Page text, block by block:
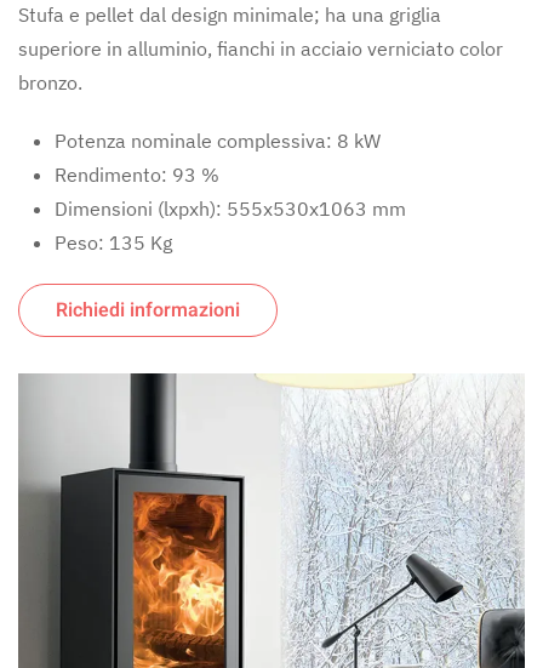
Stufa e pellet dal design minimale; ha una griglia
superiore in alluminio, fianchi in acciaio verniciato color
bronzo.
Potenza nominale complessiva: 8 kW
Rendimento: 93 %
Dimensioni (lxpxh): 555x530x1063 mm
Peso: 135 Kg
Richiedi informazioni